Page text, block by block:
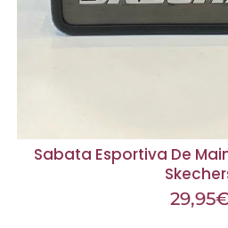
Sabata Esportiva De
29,95€